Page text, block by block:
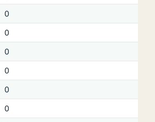
0
0
0
0
0
0